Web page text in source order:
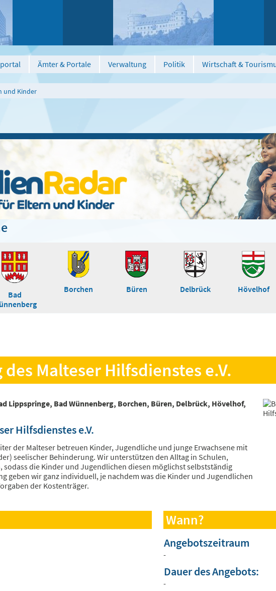
Ämter & Portale Verwaltung Politik Wirtschaft &
und Kinder
Bad
Borchen Büren Delbrück Hövelhof
Malteser Hilfsdienstes e.V.
Lippspringe, Bad Wünnenberg, Borchen, Büren, Delbrück, Hövelhof,
Hilfsdienstes e.V.
der Malteser betreuen Kinder, Jugendliche und junge Erwachsene mit
seelischer Behinderung. Wir unterstützen den Alltag in Schulen,
die Kinder und Jugendlichen diesen möglichst selbstständig
geben wir ganz individuell, je nachdem was die Kinder und Jugendlichen
der Kostenträger.
Wann?
Angebotszeitraum
-
Dauer des Angebots:
-